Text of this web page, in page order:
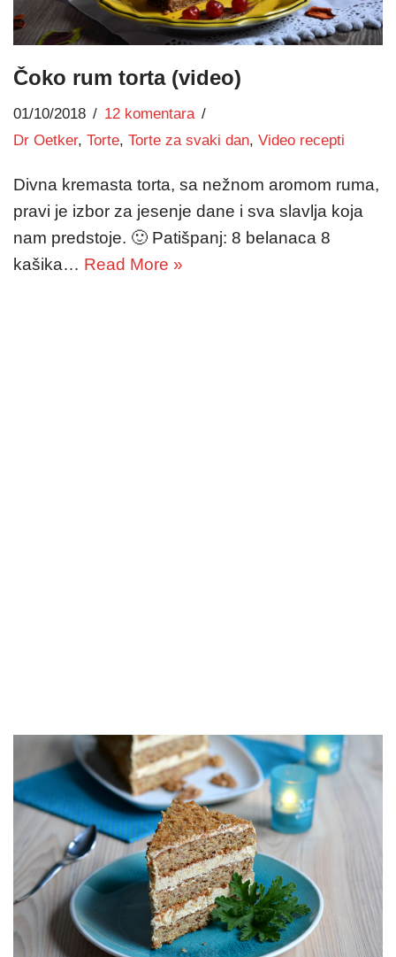
Čoko rum torta (video)
01/10/2018
12 komentara
Dr Oetker, Torte, Torte za svaki dan, Video recepti
Divna kremasta torta, sa nežnom aromom ruma,
pravi je izbor za jesenje dane i sva slavlja koja
nam predstoje. 🙂 Patišpanj: 8 belanaca 8
kašika… Read More »